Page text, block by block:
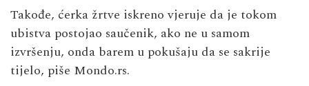
Takođe, ćerka žrtve iskreno vjeruje da je tokom
ubistva postojao saučenik, ako ne u samom
izvršenju, onda barem u pokušaju da se sakrije
tijelo, piše Mondo.rs.